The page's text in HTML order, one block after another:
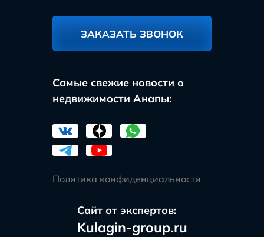
ЗАКАЗАТЬ ЗВОНОК
Самые свежие новости о
недвижимости Анапы:
Политика конфиденциальности
Сайт от экспертов:
Kulagin-group.ru